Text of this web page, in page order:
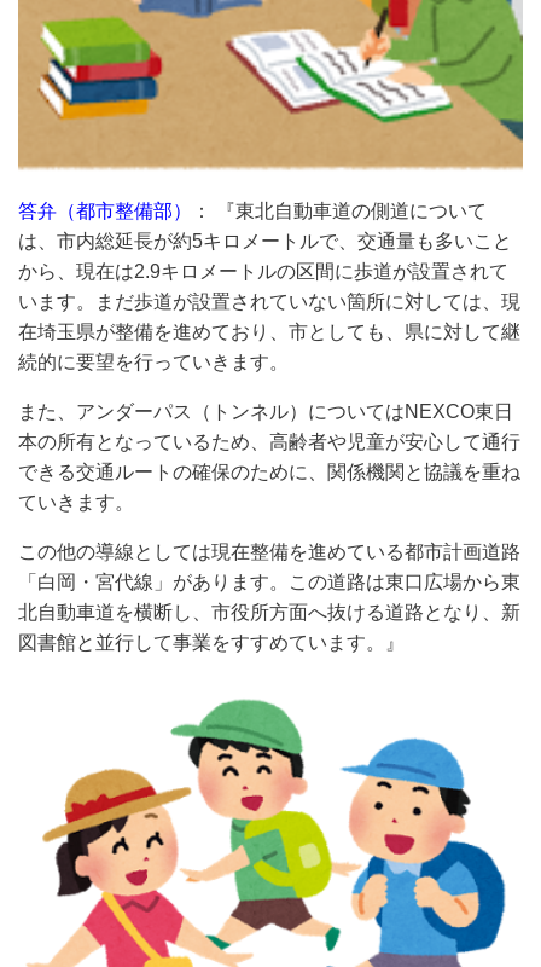
答弁（都市整備部）
： 『東北自動車道の側道について
は、市内総延長が約5キロメートルで、交通量も多いこと
から、現在は2.9キロメートルの区間に歩道が設置されて
います。まだ歩道が設置されていない箇所に対しては、現
在埼玉県が整備を進めており、市としても、県に対して継
続的に要望を行っていきます。
また、アンダーパス（トンネル）についてはNEXCO東日
本の所有となっているため、高齢者や児童が安心して通行
できる交通ルートの確保のために、関係機関と協議を重ね
ていきます。
この他の導線としては現在整備を進めている都市計画道路
「白岡・宮代線」があります。この道路は東口広場から東
北自動車道を横断し、市役所方面へ抜ける道路となり、新
図書館と並行して事業をすすめています。』